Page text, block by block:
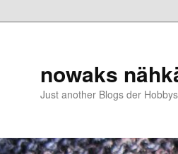
nowaks
Just another Blogs der